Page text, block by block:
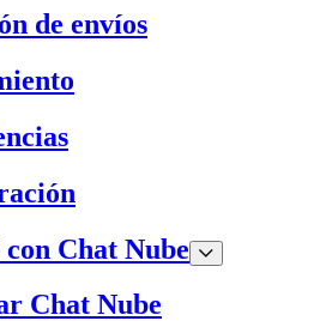
de envíos
con Chat Nube
Chat Nube